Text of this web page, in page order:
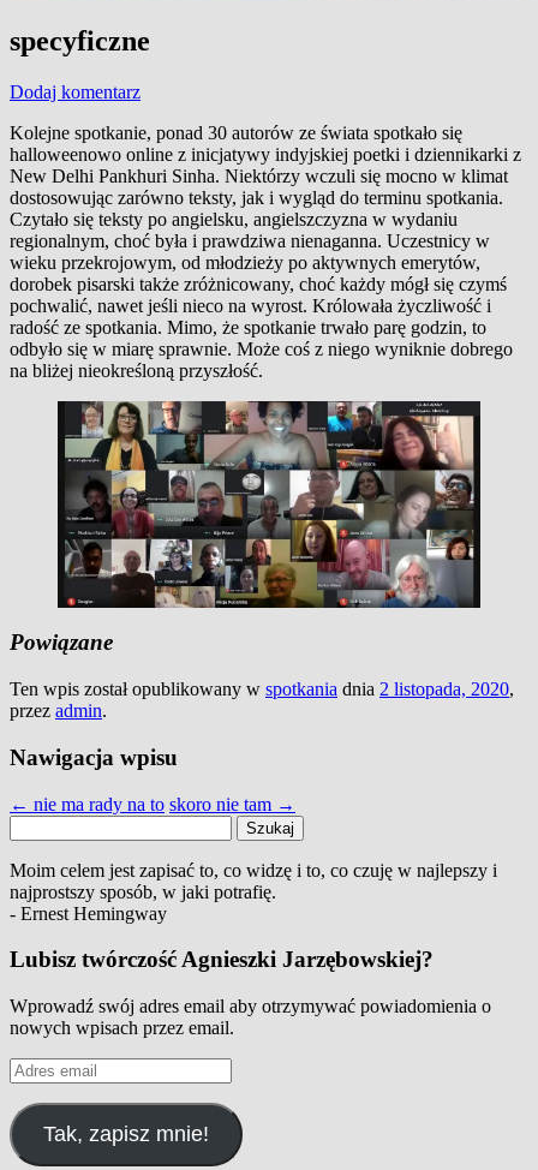
specyficzne
Dodaj komentarz
Kolejne spotkanie, ponad 30 autorów ze świata spotkało się
halloweenowo online z inicjatywy indyjskiej poetki i dziennikarki z
New Delhi Pankhuri Sinha. Niektórzy wczuli się mocno w klimat
dostosowując zarówno teksty, jak i wygląd do terminu spotkania.
Czytało się teksty po angielsku, angielszczyzna w wydaniu
regionalnym, choć była i prawdziwa nienaganna. Uczestnicy w
wieku przekrojowym, od młodzieży po aktywnych emerytów,
dorobek pisarski także zróżnicowany, choć każdy mógł się czymś
pochwalić, nawet jeśli nieco na wyrost. Królowała życzliwość i
radość ze spotkania. Mimo, że spotkanie trwało parę godzin, to
odbyło się w miarę sprawnie. Może coś z niego wyniknie dobrego
na bliżej nieokreśloną przyszłość.
Powiązane
Ten wpis został opublikowany w spotkania dnia 2 listopada, 2020,
przez admin.
Nawigacja wpisu
← nie ma rady na to skoro nie tam →
Moim celem jest zapisać to, co widzę i to, co czuję w najlepszy i
najprostszy sposób, w jaki potrafię.
- Ernest Hemingway
Lubisz twórczość Agnieszki Jarzębowskiej?
Wprowadź swój adres email aby otrzymywać powiadomienia o
nowych wpisach przez email.
Adres
email
Tak, zapisz mnie!